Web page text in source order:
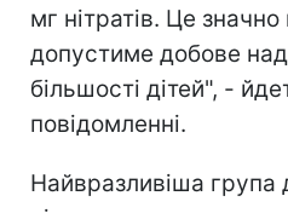
мг нітратів. Це
допустиме добове
більшості дітей", -
повідомленні.
Найвразливіша група